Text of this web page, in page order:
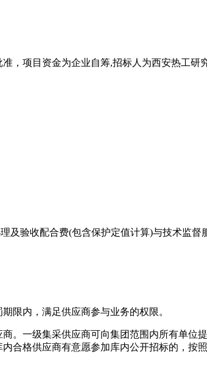
，项目资金为企业自筹,招标人为西安热工研
及验收配合费(包含保护定值计算)与技术监督
限内，满足供应商参与业务的权限。
。一级集采供应商可向集团范围内所有单
合格供应商有意愿参加库内公开招标的，按